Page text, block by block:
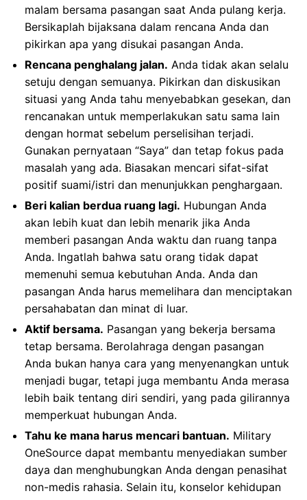
malam bersama pasangan saat Anda pulang kerja.
Bersikaplah bijaksana dalam rencana Anda dan
pikirkan apa yang disukai pasangan Anda.
Rencana penghalang jalan. Anda tidak akan selalu
setuju dengan semuanya. Pikirkan dan diskusikan
situasi yang Anda tahu menyebabkan gesekan, dan
rencanakan untuk memperlakukan satu sama lain
dengan hormat sebelum perselisihan terjadi.
Gunakan pernyataan “Saya” dan tetap fokus pada
masalah yang ada. Biasakan mencari sifat-sifat
positif suami/istri dan menunjukkan penghargaan.
Beri kalian berdua ruang lagi. Hubungan Anda
akan lebih kuat dan lebih menarik jika Anda
memberi pasangan Anda waktu dan ruang tanpa
Anda. Ingatlah bahwa satu orang tidak dapat
memenuhi semua kebutuhan Anda. Anda dan
pasangan Anda harus memelihara dan menciptakan
persahabatan dan minat di luar.
Aktif bersama. Pasangan yang bekerja bersama
tetap bersama. Berolahraga dengan pasangan
Anda bukan hanya cara yang menyenangkan untuk
menjadi bugar, tetapi juga membantu Anda merasa
lebih baik tentang diri sendiri, yang pada gilirannya
memperkuat hubungan Anda.
Tahu ke mana harus mencari bantuan. Military
OneSource dapat membantu menyediakan sumber
daya dan menghubungkan Anda dengan penasihat
non-medis rahasia. Selain itu, konselor kehidupan